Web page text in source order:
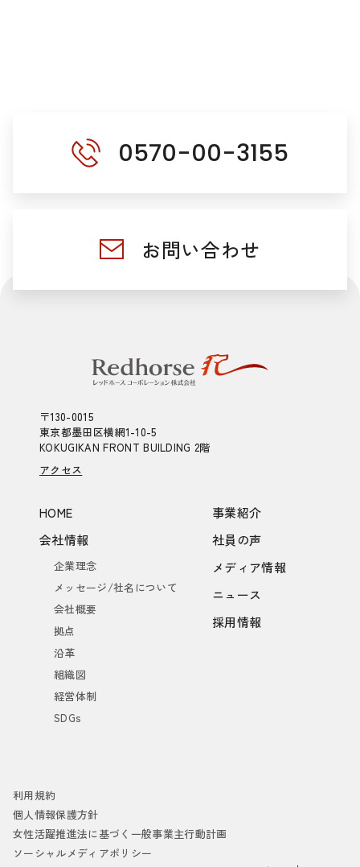
0570-00-3155
お問い合わせ
〒130-0015
東京都墨田区横網1-10-5
KOKUGIKAN FRONT BUILDING 2階
アクセス
HOME
会社情報
企業理念
メッセージ/社名について
会社概要
拠点
沿革
組織図
経営体制
SDGs
事業紹介
社員の声
メディア情報
ニュース
採用情報
利用規約
個人情報保護方針
女性活躍推進法に基づく一般事業主行動計画
ソーシャルメディアポリシー